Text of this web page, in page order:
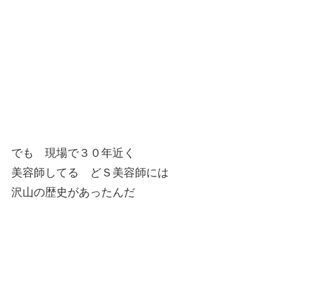
でも 現場で３０年近く
美容師してる どＳ美容師には
沢山の歴史があったんだ